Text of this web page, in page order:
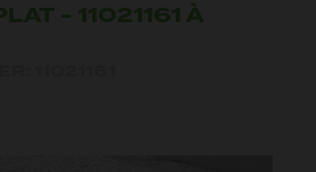
- 11021161 À